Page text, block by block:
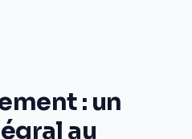
: un
au